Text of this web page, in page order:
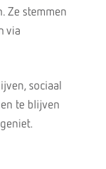
Ze stemmen
via
sociaal
te blijven